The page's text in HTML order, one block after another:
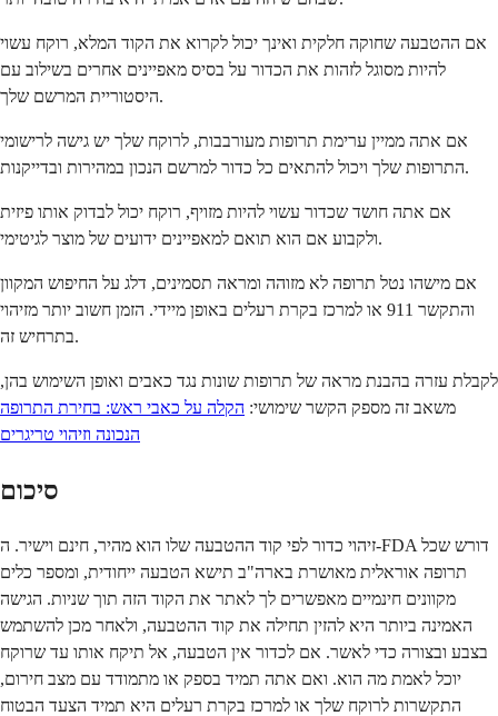
אם ההטבעה שחוקה חלקית ואינך יכול לקרוא את הקוד המלא, רוקח עשוי
להיות מסוגל לזהות את הכדור על בסיס מאפיינים אחרים בשילוב עם
היסטוריית המרשם שלך.
אם אתה ממיין ערימת תרופות מעורבבות, לרוקח שלך יש גישה לרישומי
התרופות שלך ויכול להתאים כל כדור למרשם הנכון במהירות ובדייקנות.
אם אתה חושד שכדור עשוי להיות מזויף, רוקח יכול לבדוק אותו פיזית
ולקבוע אם הוא תואם למאפיינים ידועים של מוצר לגיטימי.
אם מישהו נטל תרופה לא מזוהה ומראה תסמינים, דלג על החיפוש המקוון
והתקשר 911 או למרכז בקרת רעלים באופן מיידי. הזמן חשוב יותר מזיהוי
בתרחיש זה.
לקבלת עזרה בהבנת מראה של תרופות שונות נגד כאבים ואופן השימוש בהן,
משאב זה מספק הקשר שימושי: הקלה על כאבי ראש: בחירת התרופה
הנכונה וזיהוי טריגרים
סיכום
זיהוי כדור לפי קוד ההטבעה שלו הוא מהיר, חינם וישיר. ה-FDA דורש שכל
תרופה אוראלית מאושרת בארה"ב תישא הטבעה ייחודית, ומספר כלים
מקוונים חינמיים מאפשרים לך לאתר את הקוד הזה תוך שניות. הגישה
האמינה ביותר היא להזין תחילה את קוד ההטבעה, ולאחר מכן להשתמש
בצבע ובצורה כדי לאשר. אם לכדור אין הטבעה, אל תיקח אותו עד שרוקח
יוכל לאמת מה הוא. ואם אתה תמיד בספק או מתמודד עם מצב חירום,
התקשרות לרוקח שלך או למרכז בקרת רעלים היא תמיד הצעד הבטוח